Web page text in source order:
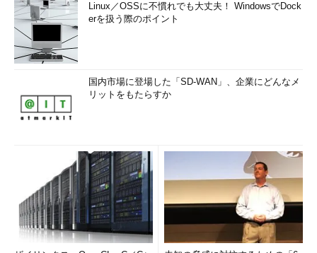
Linux／OSSに不慣れでも大丈夫！ WindowsでDock
erを扱う際のポイント
国内市場に登場した「SD-WAN」、企業にどんなメ
リットをもたらすか